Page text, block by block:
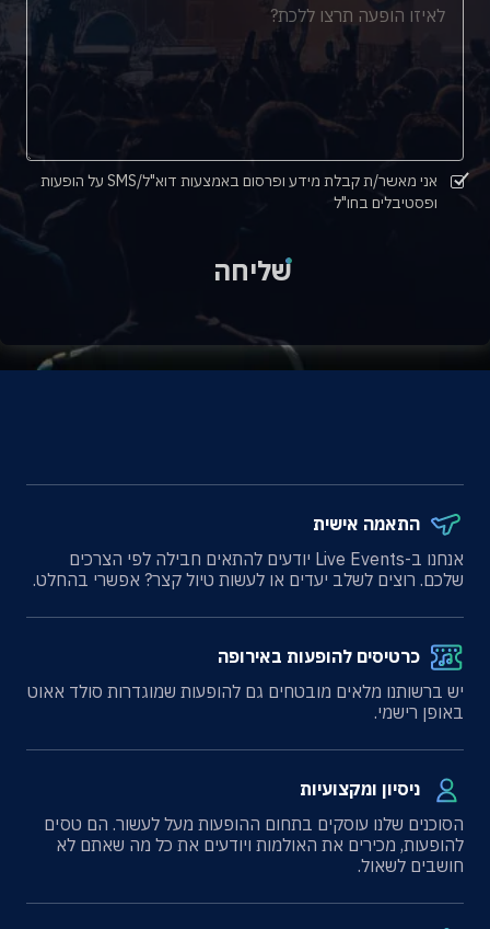
אני מאשר/ת קבלת מידע ופרסום באמצעות דוא"ל/SMS על הופעות
ופסטיבלים בחו"ל
שליחה
התאמה אישית
אנחנו ב-Live Events יודעים להתאים חבילה לפי הצרכים
שלכם. רוצים לשלב יעדים או לעשות טיול קצר? אפשרי בהחלט.
כרטיסים להופעות באירופה
יש ברשותנו מלאים מובטחים גם להופעות שמוגדרות סולד אאוט
באופן רישמי.
ניסיון ומקצועיות
הסוכנים שלנו עוסקים בתחום ההופעות מעל לעשור. הם טסים
להופעות, מכירים את האולמות ויודעים את כל מה שאתם לא
חושבים לשאול.